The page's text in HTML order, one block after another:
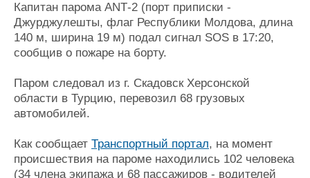
Новости
Компании
Репутация
Работа
Журнал
Реклама
Продажа флота
Оборудование
Изделия
Материалы
Конференции
Выставки и семинары
Флот
Галерея флота
Капитан парома АNТ-2 (порт приписки -
Джурджулешты, флаг Республики Молдова, длина
140 м, ширина 19 м) подал сигнал SOS в 17:20,
сообщив о пожаре на борту.
Паром следовал из г. Скадовск Херсонской
области в Турцию, перевозил 68 грузовых
автомобилей.
Как сообщает Транспортный портал, на момент
происшествия на пароме находились 102 человека
(34 члена экипажа и 68 пассажиров - водителей